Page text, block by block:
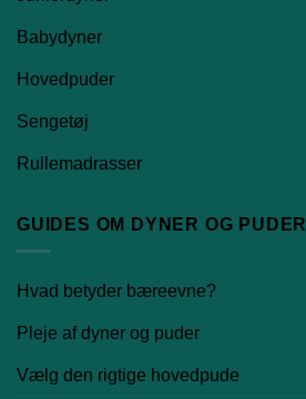
Babydyner
Hovedpuder
Sengetøj
Rullemadrasser
GUIDES OM DYNER OG PUDER
Hvad betyder bæreevne?
Pleje af dyner og puder
Vælg den rigtige hovedpude